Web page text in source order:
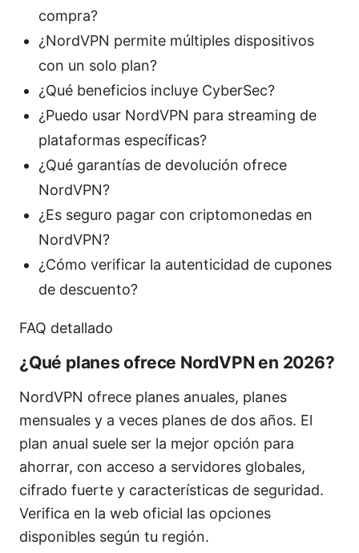
compra?
¿NordVPN permite múltiples dispositivos
con un solo plan?
¿Qué beneficios incluye CyberSec?
¿Puedo usar NordVPN para streaming de
plataformas específicas?
¿Qué garantías de devolución ofrece
NordVPN?
¿Es seguro pagar con criptomonedas en
NordVPN?
¿Cómo verificar la autenticidad de cupones
de descuento?
FAQ detallado
¿Qué planes ofrece NordVPN en 2026?
NordVPN ofrece planes anuales, planes
mensuales y a veces planes de dos años. El
plan anual suele ser la mejor opción para
ahorrar, con acceso a servidores globales,
cifrado fuerte y características de seguridad.
Verifica en la web oficial las opciones
disponibles según tu región.